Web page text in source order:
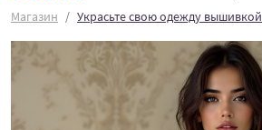
Магазин
Украсьте свою одежду вышивкой